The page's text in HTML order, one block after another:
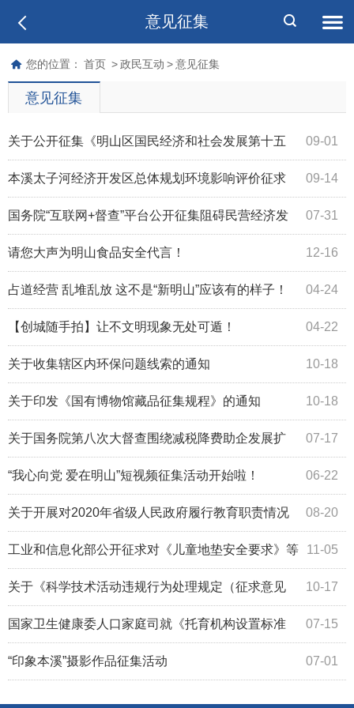
意见征集
您的位置： 首页 > 政民互动 > 意见征集
意见征集
09-01
关于公开征集《明山区国民经济和社会发展第十五
个五年规划》意见建议的公告 09-14
本溪太子河经济开发区总体规划环境影响评价征求
意见稿公示 07-31
国务院“互联网+督查”平台公开征集阻碍民营经济发
展壮大问题线索 12-16
请您大声为明山食品安全代言！
04-24
占道经营 乱堆乱放 这不是“新明山”应该有的样子！
04-22
【创城随手拍】让不文明现象无处可遁！
10-18
关于收集辖区内环保问题线索的通知
10-18
关于印发《国有博物馆藏品征集规程》的通知
07-17
关于国务院第八次大督查围绕减税降费助企发展扩
内需保就业保民生等工作征集问题线索的公告 06-22
“我心向党 爱在明山”短视频征集活动开始啦！
08-20
关于开展对2020年省级人民政府履行教育职责情况
满意度调查的公告 11-05
工业和信息化部公开征求对《儿童地垫安全要求》等
106项团体标准应用示范项目的意见 10-17
关于《科学技术活动违规行为处理规定（征求意见
稿）》公开征求意见的公告 07-15
国家卫生健康委人口家庭司就《托育机构设置标准
（试行）（征求意见稿）》《托育机构管理规范（试行）
07-01
“印象本溪”摄影作品征集活动